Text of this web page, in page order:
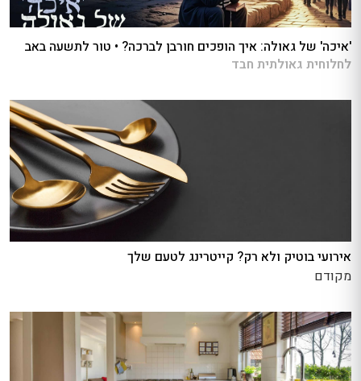
'איכה' של גאולה: איך הופכים חורבן לברכה? • טור לתשעה באב
לחלוחית גאולתית חבד
אירועי בוטיק ולא רק? קייטרינג לטעם שלך
מקודם